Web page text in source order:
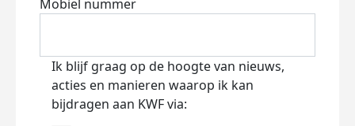
Mobiel nummer
Ik blijf graag op de hoogte van nieuws,
acties en manieren waarop ik kan
bijdragen aan KWF via: